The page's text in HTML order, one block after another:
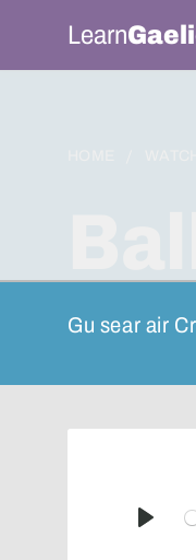
Learn
Gu sear air
Play